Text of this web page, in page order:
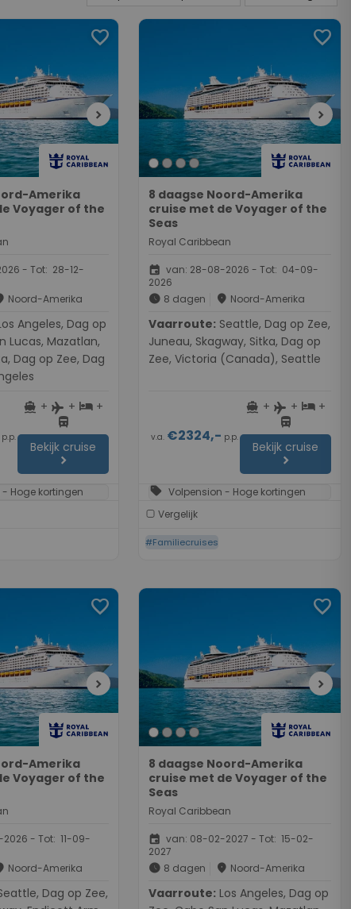
favorite
chevron_right
Amerika
Voyager of the
- Tot: 28-12-
Noord-Amerika
Lucas, Mazatlan,
Dag op Zee, Dag
p.p.
directions_boat + flight + hotel +
directions_bus
Bekijk cruise
chevron_right
Hoge kortingen
favorite
chevron_right
8 daagse Noord-Amerika
cruise met de Voyager of the
Seas
Royal Caribbean
event van: 28-08-2026 - Tot: 04-09-
2026
schedule 8 dagen place Noord-Amerika
Vaarroute:
Juneau, Skagway, Sitka, Dag op
Zee, Victoria (Canada), Seattle
v.a.€2324,- p.p.
directions_boat + flight + hotel +
directions_bus
Bekijk cruise
chevron_right
sell Volpension - Hoge kortingen
Vergelijk
#Familiecruises
favorite
chevron_right
Amerika
Voyager of the
- Tot: 11-09-
Noord-Amerika
favorite
chevron_right
8 daagse Noord-Amerika
cruise met de Voyager of the
Seas
Royal Caribbean
event van: 08-02-2027 - Tot: 15-02-
2027
schedule 8 dagen place Noord-Amerika
Vaarroute: